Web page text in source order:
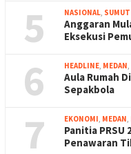
5 NASIONAL, SUMUT
Anggaran
Eksekusi
6 HEADLINE, MEDAN,
Aula Rumah
Sepakbola
7 EKONOMI, MEDAN,
Panitia PRSU
Penawaran